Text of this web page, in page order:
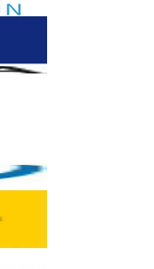
poco. Por otra
la idea de
logra todos los días.